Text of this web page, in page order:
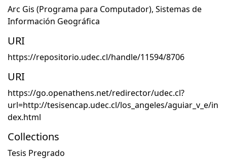
Arc Gis (Programa para Computador), Sistemas de
Información Geográfica
URI
https://repositorio.udec.cl/handle/11594/8706
URI
https://go.openathens.net/redirector/udec.cl?
url=http://tesisencap.udec.cl/los_angeles/aguiar_v_e/in
dex.html
Collections
Tesis Pregrado